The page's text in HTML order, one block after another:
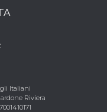
Italiani
Riviera